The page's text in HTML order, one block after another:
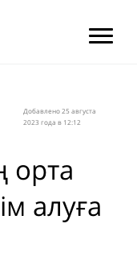
Добавлено 25 августа
2023 года в 12:12
орта
алуға